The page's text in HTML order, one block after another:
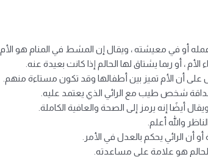
أو في معيشته ، ويقال إن المشط في المنام هو الأم.
، أو ربما يشتاق لها الحالم إذا كانت بعيدة عنه.
أن الأم تميز بين أطفالها وقد تكون مستاءة منهم.
شخص طيب مع الرائي الذي يعتمد عليه.
إنه يرمز إلى الصحة والعافية الكاملة.
والله أعلم.
الرائي يحكم بالعدل في الأمر.
هو علامة على مساعدته.